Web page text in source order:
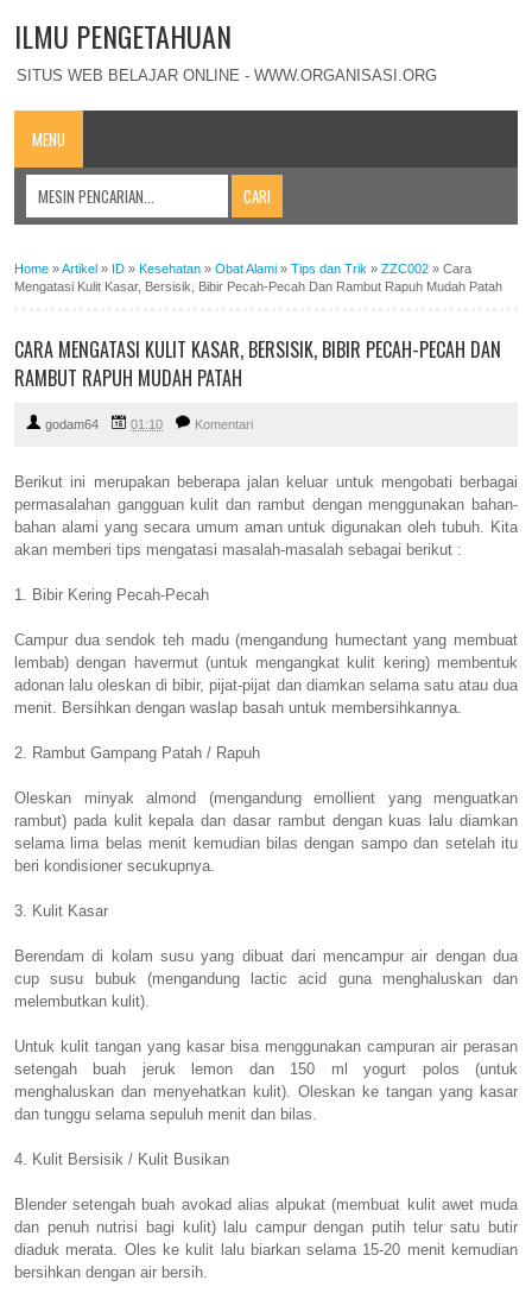
ILMU PENGETAHUAN
SITUS WEB BELAJAR ONLINE - WWW.ORGANISASI.ORG
MENU
Home »Artikel » ID » Kesehatan » Obat Alami » Tips dan Trik » ZZC002 » Cara
Mengatasi Kulit Kasar, Bersisik, Bibir Pecah-Pecah Dan Rambut Rapuh Mudah Patah
CARA MENGATASI KULIT KASAR, BERSISIK, BIBIR PECAH-PECAH DAN
RAMBUT RAPUH MUDAH PATAH
godam64 01:10 Komentari
Berikut ini merupakan beberapa jalan keluar untuk mengobati berbagai
permasalahan gangguan kulit dan rambut dengan menggunakan bahan-
bahan alami yang secara umum aman untuk digunakan oleh tubuh. Kita
akan memberi tips mengatasi masalah-masalah sebagai berikut :
1. Bibir Kering Pecah-Pecah
Campur dua sendok teh madu (mengandung humectant yang membuat
lembab) dengan havermut (untuk mengangkat kulit kering) membentuk
adonan lalu oleskan di bibir, pijat-pijat dan diamkan selama satu atau dua
menit. Bersihkan dengan waslap basah untuk membersihkannya.
2. Rambut Gampang Patah / Rapuh
Oleskan minyak almond (mengandung emollient yang menguatkan
rambut) pada kulit kepala dan dasar rambut dengan kuas lalu diamkan
selama lima belas menit kemudian bilas dengan sampo dan setelah itu
beri kondisioner secukupnya.
3. Kulit Kasar
Berendam di kolam susu yang dibuat dari mencampur air dengan dua
cup susu bubuk (mengandung lactic acid guna menghaluskan dan
melembutkan kulit).
Untuk kulit tangan yang kasar bisa menggunakan campuran air perasan
setengah buah jeruk lemon dan 150 ml yogurt polos (untuk
menghaluskan dan menyehatkan kulit). Oleskan ke tangan yang kasar
dan tunggu selama sepuluh menit dan bilas.
4. Kulit Bersisik / Kulit Busikan
Blender setengah buah avokad alias alpukat (membuat kulit awet muda
dan penuh nutrisi bagi kulit) lalu campur dengan putih telur satu butir
diaduk merata. Oles ke kulit lalu biarkan selama 15-20 menit kemudian
bersihkan dengan air bersih.